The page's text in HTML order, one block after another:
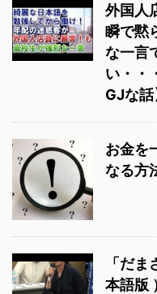
外国人
瞬で黙
な一言
い・・
GJな
お金を
なる
「だ
本語版